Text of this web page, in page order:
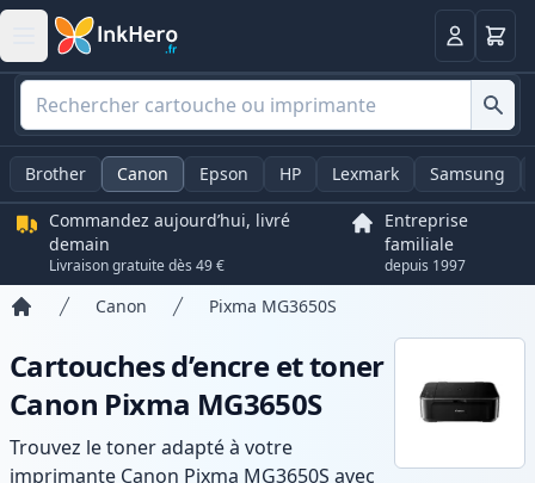
Panier
Brother Canon Epson HP Lexmark Samsung
Commandez aujourd’hui, livré
demain
Livraison gratuite dès 49 €
Entreprise
familiale
depuis 1997
Canon Pixma MG3650S
Cartouches d’encre et toner
Canon Pixma MG3650S
Trouvez le toner adapté à votre
imprimante Canon Pixma MG3650S avec